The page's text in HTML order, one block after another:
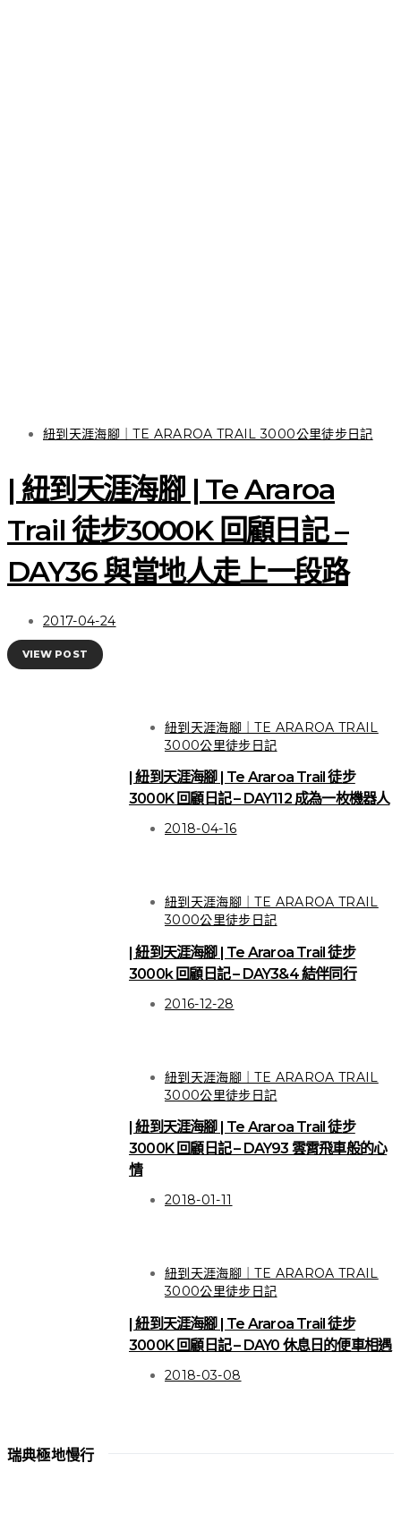
天數徒步困擾之應對方式
紐到天涯海腳｜TE ARAROA TRAIL 3000公里徒步日記
| 紐到天涯海腳 | Te Araroa
Trail 徒步3000K 回顧日記 –
DAY36 與當地人走上一段路
2017-04-24
VIEW POST
紐到天涯海腳｜TE ARAROA TRAIL
3000公里徒步日記
| 紐到天涯海腳 | Te Araroa Trail 徒步
3000K 回顧日記 – DAY112 成為一枚機器人
2018-04-16
紐到天涯海腳｜TE ARAROA TRAIL
3000公里徒步日記
| 紐到天涯海腳 | Te Araroa Trail 徒步
3000k 回顧日記 – DAY3&4 結伴同行
2016-12-28
紐到天涯海腳｜TE ARAROA TRAIL
3000公里徒步日記
| 紐到天涯海腳 | Te Araroa Trail 徒步
3000K 回顧日記 – DAY93 雲霄飛車般的心
情
2018-01-11
紐到天涯海腳｜TE ARAROA TRAIL
3000公里徒步日記
| 紐到天涯海腳 | Te Araroa Trail 徒步
3000K 回顧日記 – DAY0 休息日的便車相遇
2018-03-08
瑞典極地慢行